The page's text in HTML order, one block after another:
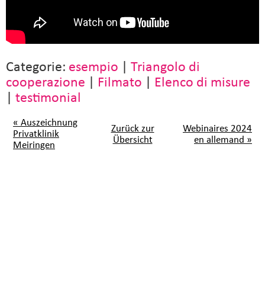
Categorie: esempio | Triangolo di
cooperazione | Filmato | Elenco di misure
| testimonial
« Auszeichnung
Privatklinik
Meiringen
Zurück zur
Übersicht
Webinaires 2024
en allemand »